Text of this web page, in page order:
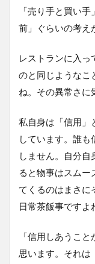
「売り手と買い
前」ぐらいの考え
レストランに入っ
のと同じようなこ
ね。その異常さに
私自身は「信用」
しています。誰
しません。自分
ると物事はスムー
てくるのはまさに
日常茶飯事ですよ
「信用しあうこ
思います。それは